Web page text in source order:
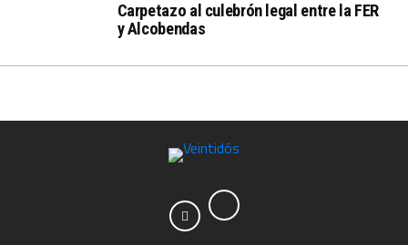
Carpetazo al culebrón legal entre la FER
y Alcobendas